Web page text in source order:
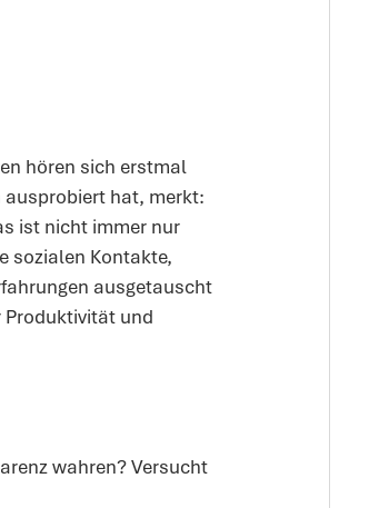
hören sich erstmal
ausprobiert hat, merkt:
ist nicht immer nur
sozialen Kontakte,
ausgetauscht
Produktivität und
wahren? Versucht